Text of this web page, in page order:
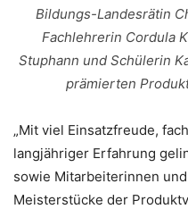
Bildungs-Landesrätin
Fachlehrerin Cordula
Stuphann und Schülerin
prämierten
„Mit viel Einsatzfreude,
langjähriger Erfahrung
sowie Mitarbeiterinnen
Meisterstücke der